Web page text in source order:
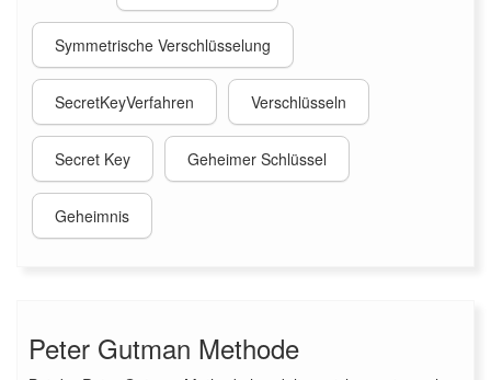
Symmetrische Verschlüsselung
SecretKeyVerfahren Verschlüsseln
Secret Key Geheimer Schlüssel
Geheimnis
Peter Gutman Methode